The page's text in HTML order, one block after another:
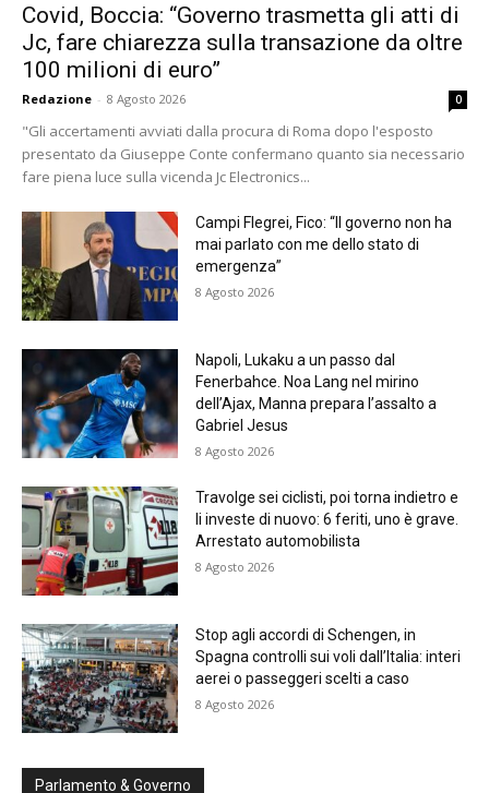
Covid, Boccia: “Governo trasmetta gli atti di
Jc, fare chiarezza sulla transazione da oltre
100 milioni di euro”
Redazione - 8 Agosto 2026 0
"Gli accertamenti avviati dalla procura di Roma dopo l'esposto
presentato da Giuseppe Conte confermano quanto sia necessario
fare piena luce sulla vicenda Jc Electronics...
Campi Flegrei, Fico: “Il governo non ha
mai parlato con me dello stato di
emergenza”
8 Agosto 2026
Napoli, Lukaku a un passo dal
Fenerbahce. Noa Lang nel mirino
dell’Ajax, Manna prepara l’assalto a
Gabriel Jesus
8 Agosto 2026
Travolge sei ciclisti, poi torna indietro e
li investe di nuovo: 6 feriti, uno è grave.
Arrestato automobilista
8 Agosto 2026
Stop agli accordi di Schengen, in
Spagna controlli sui voli dall’Italia: interi
aerei o passeggeri scelti a caso
8 Agosto 2026
Parlamento & Governo